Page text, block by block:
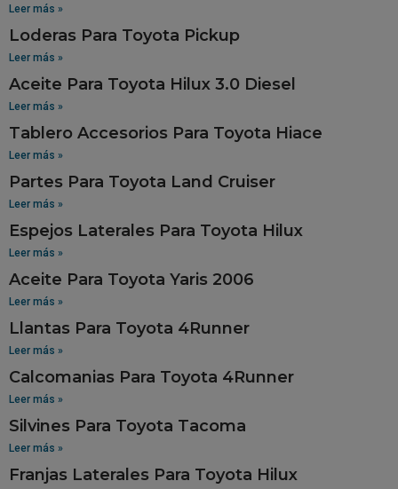
Leer más »
Loderas Para Toyota Pickup
Leer más »
Aceite Para Toyota Hilux 3.0 Diesel
Leer más »
Tablero Accesorios Para Toyota Hiace
Leer más »
Partes Para Toyota Land Cruiser
Leer más »
Espejos Laterales Para Toyota Hilux
Leer más »
Aceite Para Toyota Yaris 2006
Leer más »
Llantas Para Toyota 4Runner
Leer más »
Calcomanias Para Toyota 4Runner
Leer más »
Silvines Para Toyota Tacoma
Leer más »
Franjas Laterales Para Toyota Hilux